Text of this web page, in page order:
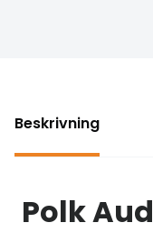
Beskrivning
Polk